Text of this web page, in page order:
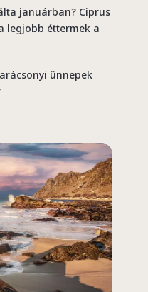
januárban? Ciprus
legjobb éttermek a
ünnepek